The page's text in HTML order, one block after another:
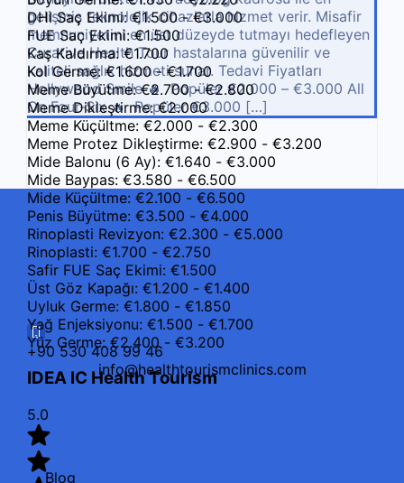
gelişmiş teknolojik cihazlarla hizmet verir. Misafir
memnuniyetini en üst düzeyde tutmayı hedefleyen
Curative Health Tour hastalarına güvenilir ve
kaliteli sağlık hizmeti sunar. Tedavi Fiyatları
Hollywood Smile 🔥 Popüler €2.000 – €3.000 All
On Four-Six 🔥 Popüler €3.000 […]
DHI Saç Ekimi: €1.500 - €3.000
FUE Saç Ekimi: €1.500
Kaş Kaldırma: €1.700
Kol Germe: €1.600 - €1.700
Meme Büyütme: €2.700 - €2.800
Meme Dikleştirme: €2.000
Meme Küçültme: €2.000 - €2.300
Meme Protez Dikleştirme: €2.900 - €3.200
Mide Balonu (6 Ay): €1.640 - €3.000
Mide Baypas: €3.580 - €6.500
Mide Küçültme: €2.100 - €6.500
Penis Büyütme: €3.500 - €4.000
Rinoplasti Revizyon: €2.300 - €5.000
Rinoplasti: €1.700 - €2.750
Safir FUE Saç Ekimi: €1.500
Üst Göz Kapağı: €1.200 - €1.400
Uyluk Germe: €1.800 - €1.850
Yağ Enjeksiyonu: €1.500 - €1.700
Yüz Germe: €2.400 - €3.200
IDEA IC Health Tourism
5.0
+90 530 408 99 46
info@healthtourismclinics.com
Blog